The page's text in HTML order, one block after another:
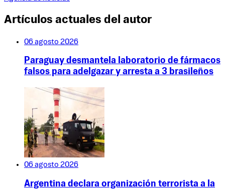
Artículos actuales del autor
06 agosto 2026
Paraguay desmantela laboratorio de fármacos
falsos para adelgazar y arresta a 3 brasileños
06 agosto 2026
Argentina declara organización terrorista a la